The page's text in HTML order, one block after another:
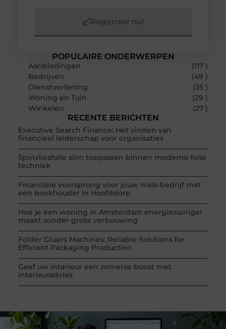
POPULAIRE ONDERWERPEN
Aanbiedingen
(117 )
Bedrijven
(49 )
Dienstverlening
(35 )
Woning en Tuin
(29 )
Winkelen
(27 )
RECENTE BERICHTEN
Executive Search Finance: Het vinden van
financieel leiderschap voor organisaties
Spinvliesfolie slim toepassen binnen moderne folie
techniek
Financiële voorsprong voor jouw mkb-bedrijf met
een boekhouder in Hoofddorp
Hoe je een woning in Amsterdam energiezuiniger
maakt zonder grote verbouwing
Folder Gluers Machines: Reliable Solutions for
Efficient Packaging Production
Geef uw interieur een zomerse boost met
interieuradvies
Registreer nu!